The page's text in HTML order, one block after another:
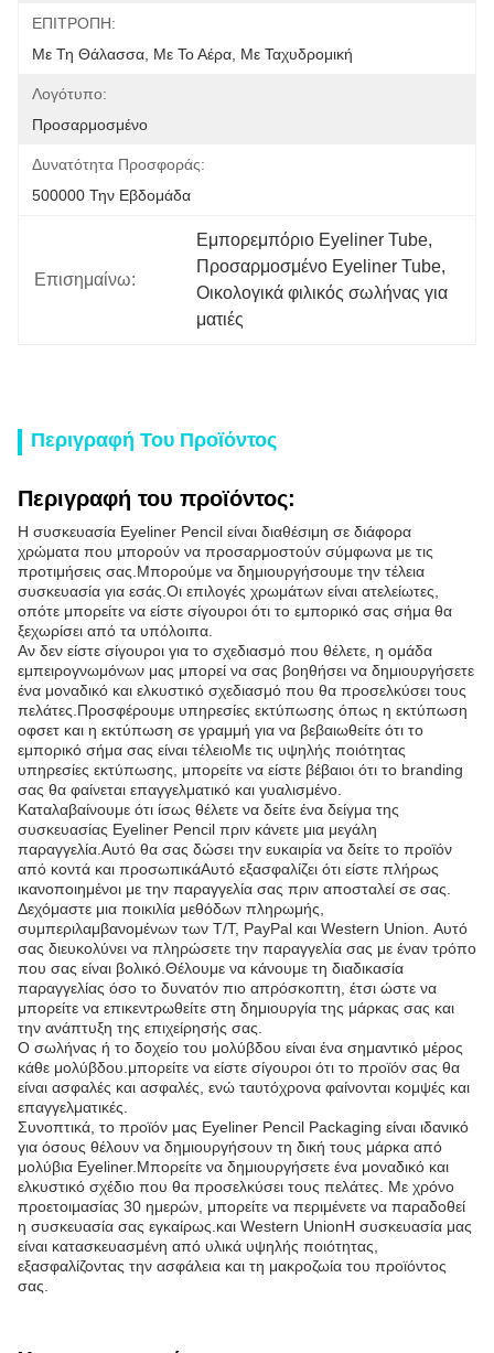
ΕΠΙΤΡΟΠΗ:
Με Τη Θάλασσα, Με Το Αέρα, Με Ταχυδρομική
Λογότυπο:
Προσαρμοσμένο
Δυνατότητα Προσφοράς:
500000 Την Εβδομάδα
Επισημαίνω:
Εμπορεμπόριο Eyeliner Tube,
Προσαρμοσμένο Eyeliner Tube,
Οικολογικά φιλικός σωλήνας για
ματιές
Περιγραφή Του Προϊόντος
Περιγραφή του προϊόντος:
Η συσκευασία Eyeliner Pencil είναι διαθέσιμη σε διάφορα
χρώματα που μπορούν να προσαρμοστούν σύμφωνα με τις
προτιμήσεις σας.Μπορούμε να δημιουργήσουμε την τέλεια
συσκευασία για εσάς.Οι επιλογές χρωμάτων είναι ατελείωτες,
οπότε μπορείτε να είστε σίγουροι ότι το εμπορικό σας σήμα θα
ξεχωρίσει από τα υπόλοιπα.
Αν δεν είστε σίγουροι για το σχεδιασμό που θέλετε, η ομάδα
εμπειρογνωμόνων μας μπορεί να σας βοηθήσει να δημιουργήσετε
ένα μοναδικό και ελκυστικό σχεδιασμό που θα προσελκύσει τους
πελάτες.Προσφέρουμε υπηρεσίες εκτύπωσης όπως η εκτύπωση
οφσετ και η εκτύπωση σε γραμμή για να βεβαιωθείτε ότι το
εμπορικό σήμα σας είναι τέλειοΜε τις υψηλής ποιότητας
υπηρεσίες εκτύπωσης, μπορείτε να είστε βέβαιοι ότι το branding
σας θα φαίνεται επαγγελματικό και γυαλισμένο.
Καταλαβαίνουμε ότι ίσως θέλετε να δείτε ένα δείγμα της
συσκευασίας Eyeliner Pencil πριν κάνετε μια μεγάλη
παραγγελία.Αυτό θα σας δώσει την ευκαιρία να δείτε το προϊόν
από κοντά και προσωπικάΑυτό εξασφαλίζει ότι είστε πλήρως
ικανοποιημένοι με την παραγγελία σας πριν αποσταλεί σε σας.
Δεχόμαστε μια ποικιλία μεθόδων πληρωμής,
συμπεριλαμβανομένων των T/T, PayPal και Western Union. Αυτό
σας διευκολύνει να πληρώσετε την παραγγελία σας με έναν τρόπο
που σας είναι βολικό.Θέλουμε να κάνουμε τη διαδικασία
παραγγελίας όσο το δυνατόν πιο απρόσκοπτη, έτσι ώστε να
μπορείτε να επικεντρωθείτε στη δημιουργία της μάρκας σας και
την ανάπτυξη της επιχείρησής σας.
Ο σωλήνας ή το δοχείο του μολύβδου είναι ένα σημαντικό μέρος
κάθε μολύβδου.μπορείτε να είστε σίγουροι ότι το προϊόν σας θα
είναι ασφαλές και ασφαλές, ενώ ταυτόχρονα φαίνονται κομψές και
επαγγελματικές.
Συνοπτικά, το προϊόν μας Eyeliner Pencil Packaging είναι ιδανικό
για όσους θέλουν να δημιουργήσουν τη δική τους μάρκα από
μολύβια Eyeliner.Μπορείτε να δημιουργήσετε ένα μοναδικό και
ελκυστικό σχέδιο που θα προσελκύσει τους πελάτες. Με χρόνο
προετοιμασίας 30 ημερών, μπορείτε να περιμένετε να παραδοθεί
η συσκευασία σας εγκαίρως.και Western UnionΗ συσκευασία μας
είναι κατασκευασμένη από υλικά υψηλής ποιότητας,
εξασφαλίζοντας την ασφάλεια και τη μακροζωία του προϊόντος
σας.